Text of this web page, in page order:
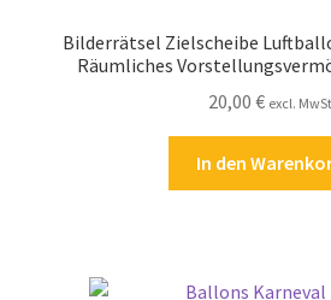
KasseBilderrätsel Zielscheibe
Räumliches
20,00 € excl. MwSt
In den